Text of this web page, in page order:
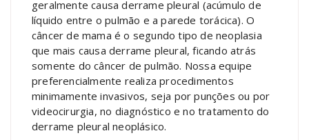
geralmente causa derrame pleural (acúmulo de
líquido entre o pulmão e a parede torácica). O
câncer de mama é o segundo tipo de neoplasia
que mais causa derrame pleural, ficando atrás
somente do câncer de pulmão. Nossa equipe
preferencialmente realiza procedimentos
minimamente invasivos, seja por punções ou por
videocirurgia, no diagnóstico e no tratamento do
derrame pleural neoplásico.